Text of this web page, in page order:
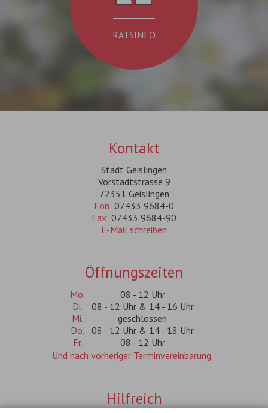
RATSINFO
Kontakt
Stadt Geislingen
Vorstadtstrasse 9
72351 Geislingen
Fon: 07433 9684-0
Fax: 07433 9684-90
E-Mail schreiben
Öffnungszeiten
Mo.
08 - 12 Uhr
Di.
08 - 12 Uhr & 14 - 16 Uhr
Mi.
geschlossen
Do.
08 - 12 Uhr & 14 - 18 Uhr
Fr.
08 - 12 Uhr
Und nach vorheriger Terminvereinbarung.
Hilfreich